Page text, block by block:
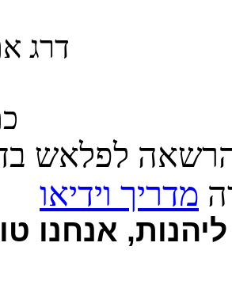
דרג
לפלאש
מדריך וידיאו
אנחנו